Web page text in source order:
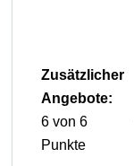
Zusätzlicher
Angebote:
6 von 6
Punkte